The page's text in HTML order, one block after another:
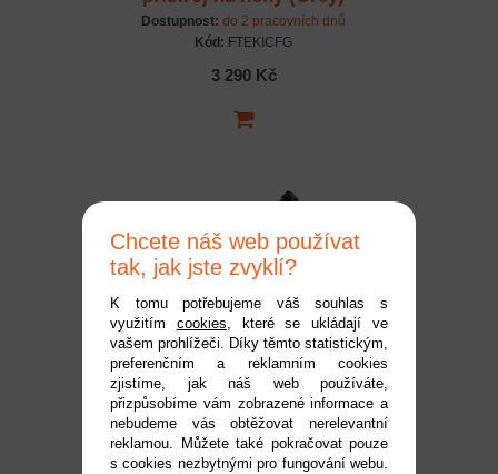
Dostupnost: do 2 pracovních dnů
Kód: FTEKICFG
3 290 Kč
KiCA Nástavec na
vysávání pro Jet Fan 2 /
2S
Dostupnost:
do 2 pracovních dnů
Kód: FTKTFV
199 Kč
Chcete náš web používat
tak, jak jste zvyklí?
K tomu potřebujeme váš souhlas s
využitím cookies, které se ukládají ve
vašem prohlížeči. Díky těmto statistickým,
preferenčním a reklamním cookies
zjistíme, jak náš web používáte,
přizpůsobíme vám zobrazené informace a
nebudeme vás obtěžovat nerelevantní
reklamou. Můžete také pokračovat pouze
s cookies nezbytnými pro fungování webu.